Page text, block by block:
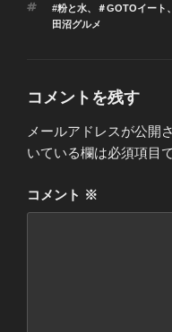
ゴ
リ
タ
グ
#粉と水、 ＃GOTOイート 、
田沼グルメ
コメントを残す
メールアドレスが公開
いている欄は必須項目
コメント ※